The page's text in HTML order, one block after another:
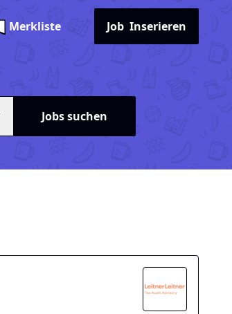
Merkliste Job Inserieren
Jobs suchen